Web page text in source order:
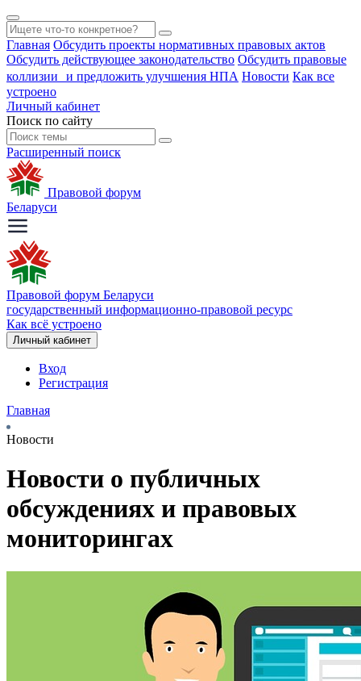
Главная Обсудить проекты нормативных правовых актов
Обсудить действующее законодательство Обсудить правовые
коллизии и предложить улучшения НПА Новости Как все
устроено
Личный кабинет
Поиск по сайту
Расширенный поиск
Правовой форум
Беларуси
Правовой форум Беларуси
государственный информационно-правовой ресурс
Как всё устроено
Личный кабинет
Вход
Регистрация
Главная
Новости
Новости о публичных
обсуждениях и правовых
мониторингах